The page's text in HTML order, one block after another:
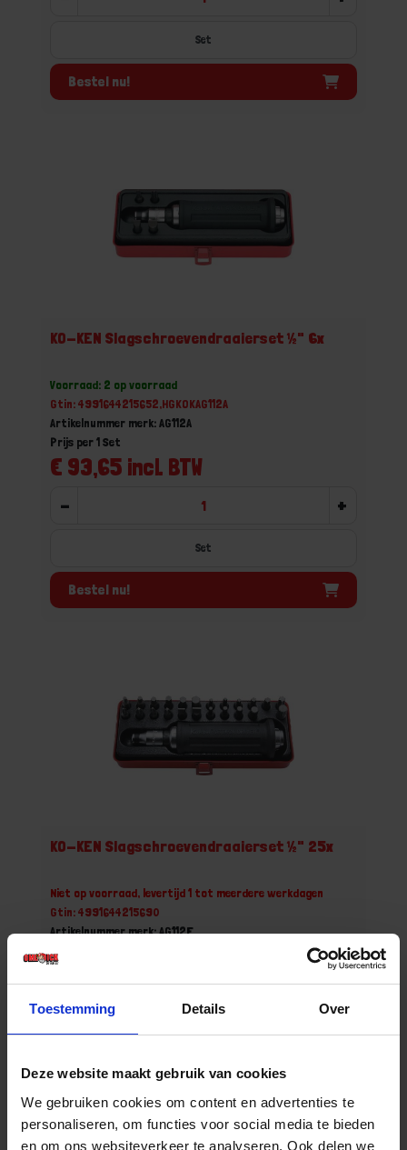
Toestemming Details Over
Deze website maakt gebruik van cookies
We gebruiken cookies om content en advertenties te
personaliseren, om functies voor social media te bieden
en om ons websiteverkeer te analyseren. Ook delen we
Set
Bestel nu!
KO-KEN Slagschroevendraaierset ½" 6x
Voorraad: 2 op voorraad
Gtin: 4991644215652,HGKOKAG112A
Artikelnummer merk: AG112A
€ 93,65 incl. BTW
Prijs per 1 Set
- +
Set
Bestel nu!
KO-KEN Slagschroevendraaierset ½" 25x
Niet op voorraad, levertijd 1 tot meerdere werkdagen
Gtin: 4991644215690
Artikelnummer merk: AG112F
- +
Bestel nu!